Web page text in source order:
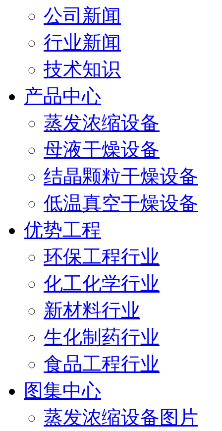
公司新闻
行业新闻
技术知识
产品中心
蒸发浓缩设备
母液干燥设备
结晶颗粒干燥设备
低温真空干燥设备
优势工程
环保工程行业
化工化学行业
新材料行业
生化制药行业
食品工程行业
图集中心
蒸发浓缩设备图片